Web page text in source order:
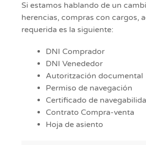
Si estamos hablando de un
herencias, compras con cargos,
requerida es la siguiente:
DNI Comprador
DNI Venededor
Autoritzación documental
Permiso de navegación
Certificado de
Contrato Compra-venta
Hoja de asiento